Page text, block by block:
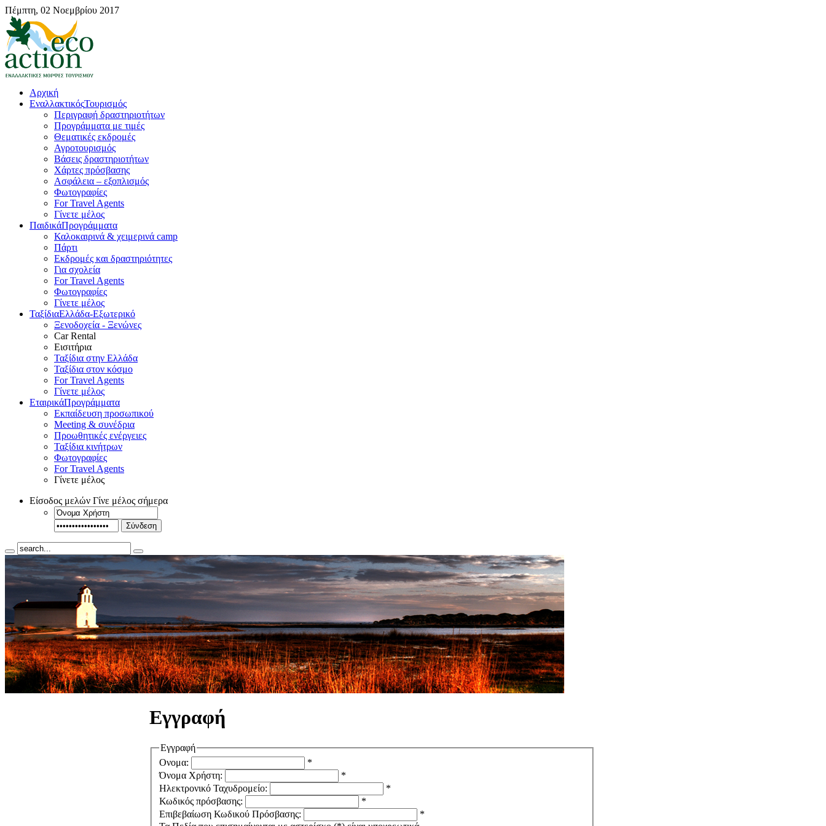
Πέμπτη, 02 Νοεμβρίου 2017
Αρχική
ΕναλλακτικόςΤουρισμός
Περιγραφή δραστηριοτήτων
Προγράμματα με τιμές
Θεματικές εκδρομές
Αγροτουρισμός
Βάσεις δραστηριοτήτων
Χάρτες πρόσβασης
Ασφάλεια – εξοπλισμός
Φωτογραφίες
For Travel Agents
Γίνετε μέλος
ΠαιδικάΠρογράμματα
Καλοκαιρινά & χειμερινά camp
Πάρτι
Εκδρομές και δραστηριότητες
Για σχολεία
For Travel Agents
Φωτογραφίες
Γίνετε μέλος
ΤαξίδιαΕλλάδα-Εξωτερικό
Ξενοδοχεία - Ξενώνες
Car Rental
Εισιτήρια
Ταξίδια στην Ελλάδα
Ταξίδια στον κόσμο
For Travel Agents
Γίνετε μέλος
ΕταιρικάΠρογράμματα
Εκπαίδευση προσωπικού
Meeting & συνέδρια
Προωθητικές ενέργειες
Ταξίδια κινήτρων
Φωτογραφίες
For Travel Agents
Γίνετε μέλος
Είσοδος μελών Γίνε μέλος σήμερα
Σύνδεση
Εγγραφή
Εγγραφή
Ονομα:
*
Όνομα Χρήστη:
*
Ηλεκτρονικό Ταχυδρομείο:
*
Κωδικός πρόσβασης:
*
Επιβεβαίωση Κωδικού Πρόσβασης:
*